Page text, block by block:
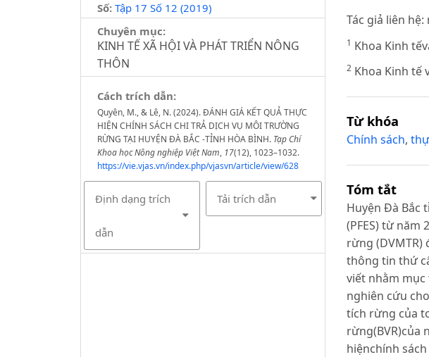
Số: Tập 17 Số 12 (2019)
Chuyên mục:
KINH TẾ XÃ HỘI VÀ PHÁT TRIỂN NÔNG
THÔN
Cách trích dẫn:
Quyên, M., & Lê, N. (2024). ĐÁNH GIÁ KẾT QUẢ THỰC
HIỆN CHÍNH SÁCH CHI TRẢ DỊCH VỤ MÔI TRƯỜNG
RỪNG TẠI HUYỆN ĐÀ BẮC -TỈNH HÒA BÌNH. Tạp Chí
Khoa học Nông nghiệp Việt Nam, 17(12), 1023–1032.
https://vie.vjas.vn/index.php/vjasvn/article/view/628
Định dạng trích
dẫn
Tải trích dẫn
Tác giả liên hệ:
1 Khoa Kinh
2Khoa Kinh tế
Từ khóa
Chính sách,
Tóm tắt
Huyện Đà Bắc
(PFES) từ
rừng
thông tin thứ
viết nhằm mục
nghiên cứu
tích rừng của
rừng(BVR)của
hiệnchính